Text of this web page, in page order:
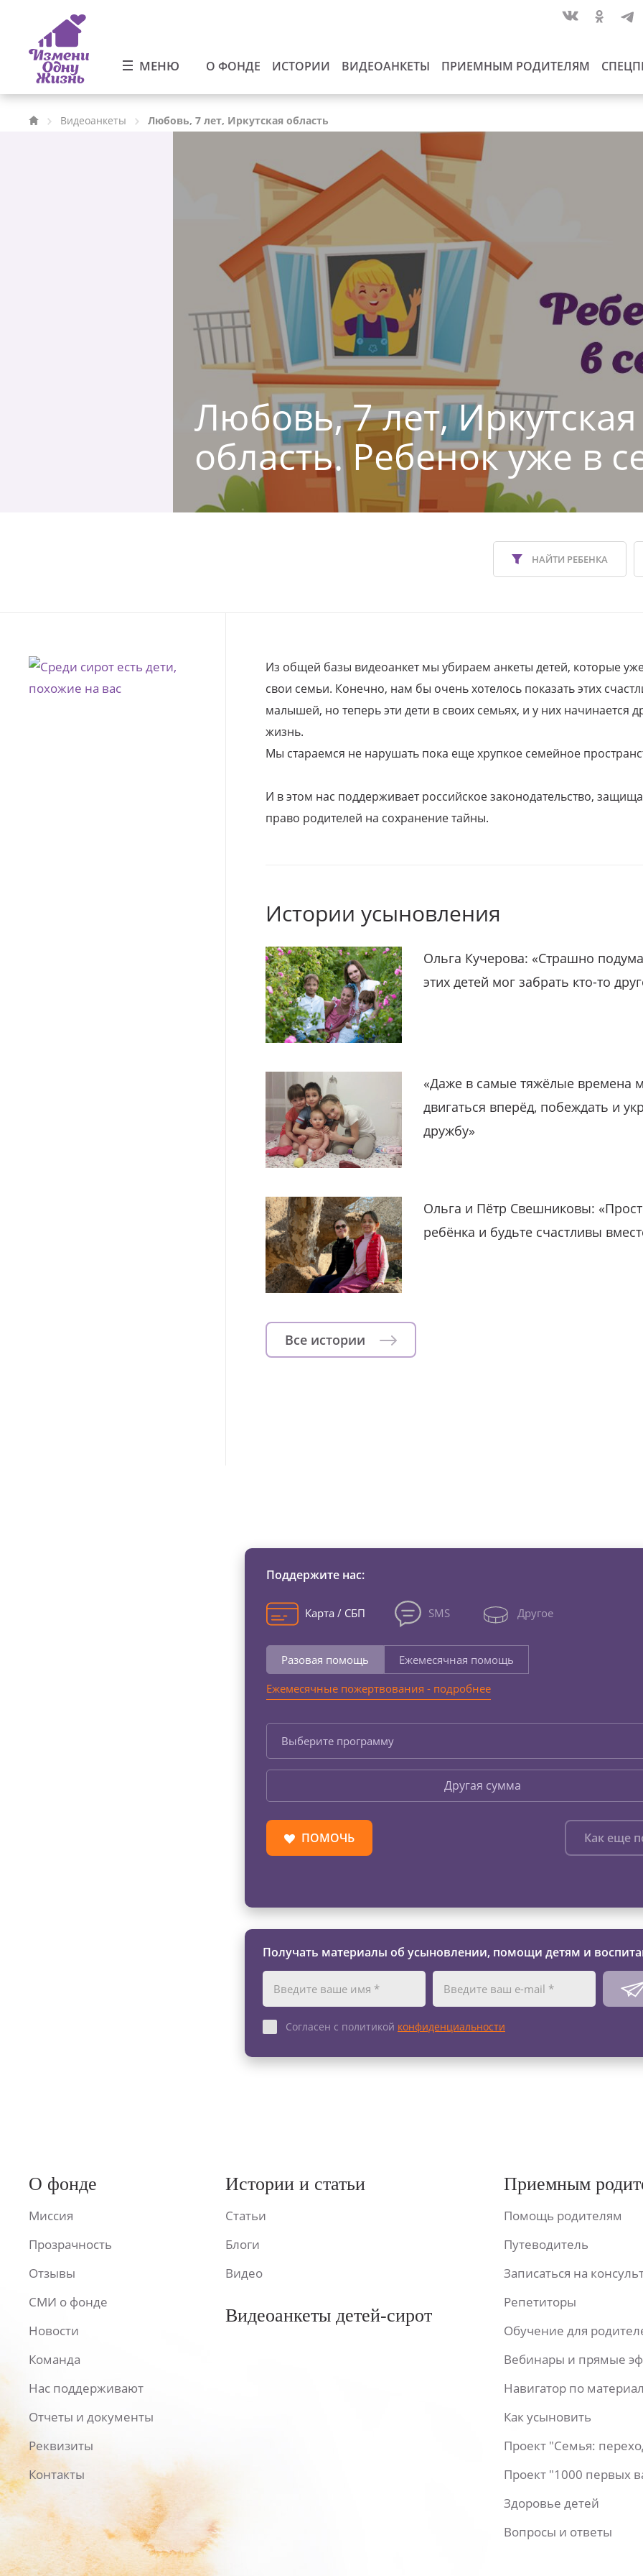
МЕНЮ О ФОНДЕ ИСТОРИИ ВИДЕОАНКЕТЫ ПРИЕМНЫМ РОДИТЕЛЯМ
Видеоанкеты Любовь, 7 лет, Иркутская область
Любовь, 7 лет, Иркутская
область. Ребенок уже в
НАЙТИ РЕБЕНКА
Из общей базы видеоанкет мы убираем анкеты детей, которые
свои семьи. Конечно, нам бы очень хотелось показать этих
малышей, но теперь эти дети в своих семьях, и у них начинается
жизнь.
Мы стараемся не нарушать пока еще хрупкое семейное
И в этом нас поддерживает российское законодательство,
право родителей на сохранение тайны.
Истории усыновления
Ольга Кучерова: «Страшно
этих детей мог забрать кто-то
«Даже в самые тяжёлые времена
двигаться вперёд, побеждать и
дружбу»
Ольга и Пётр Свешниковы:
ребёнка и будьте счастливы
Все истории
Поддержите нас:
Карта / СБП SMS Другое
Разовая помощь
Ежемесячная помощь
Ежемесячные пожертвования - подробнее
Выберите программу
Другая сумма
ПОМОЧЬ Как еще
Получать материалы об усыновлении, помощи детям и
Согласен с политикой конфиденциальности
О фонде
Миссия
Прозрачность
Отзывы
СМИ о фонде
Новости
Команда
Нас поддерживают
Отчеты и документы
Реквизиты
Контакты
Истории и статьи
Статьи
Блоги
Видео
Видеоанкеты детей-сирот
Приемным
Помощь родителям
Путеводитель
Записаться на
Репетиторы
Обучение для
Вебинары и прямые
Навигатор по
Как усыновить
Проект "Семья:
Проект "1000 первых
Здоровье детей
Вопросы и ответы